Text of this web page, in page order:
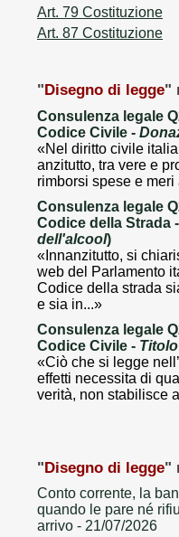
Art. 79 Costituzione
Art. 87 Costituzione
"Disegno di legge"
Consulenza legale
Codice Civile -
«Nel diritto civile
anzitutto, tra vere e
rimborsi spese e
Consulenza legale
Codice della Strada -
dell'alcool)
«Innanzitutto, si
web del Parlamento
Codice della strada
e sia in...»
Consulenza legale
Codice Civile -
«Ciò che si legge
effetti necessita di
verità, non stabilisce
"Disegno di legge"
Conto corrente, la
quando le pare né
arrivo - 21/07/2026